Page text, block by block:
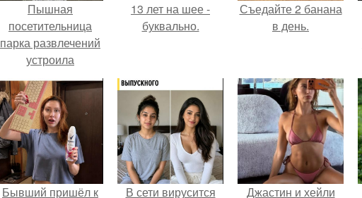
Пышная
посетительница
парка развлечений
устроила
обсуждение в
соцсетях после
неожиданного
столкновения с
правилами
безопасности.
13 лет на шее -
буквально.
Съедайте 2 банана
в день.
Бывший пришёл к В сети вирусится Джастин и хейли